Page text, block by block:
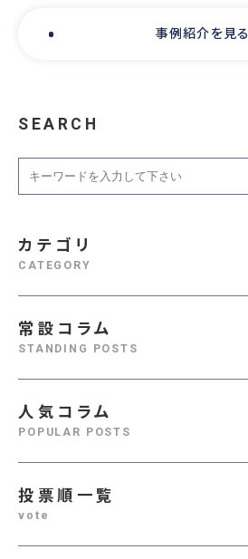
事例紹介を見る
SEARCH
カテゴリ
CATEGORY
常設コラム
STANDING POSTS
人気コラム
POPULAR POSTS
投票順一覧
vote